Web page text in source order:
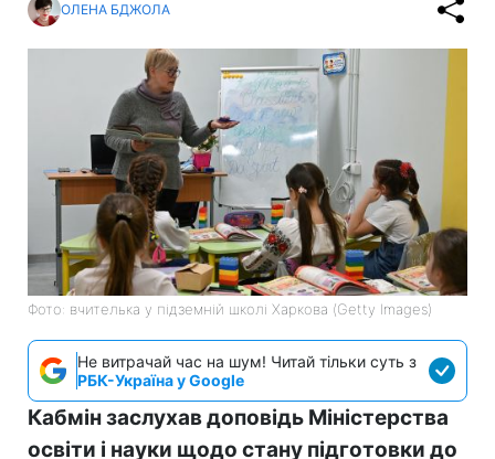
ОЛЕНА БДЖОЛА
Фото: вчителька у підземній школі Харкова (Getty Images)
Не витрачай час на шум! Читай тільки суть з
РБК-Україна у Google
Кабмін заслухав доповідь Міністерства
освіти і науки щодо стану підготовки до